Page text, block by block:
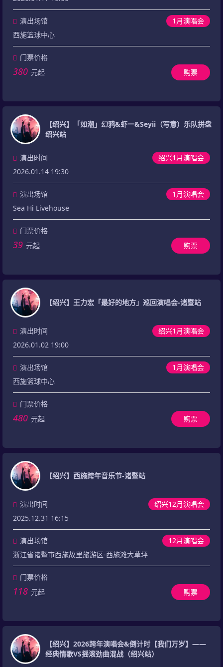
1月演唱会
演出场馆
西施篮球中心
门票价格
380 元起 购票
【绍兴】「如潮」幻鸦&虾一&Seyii（写意）乐队拼盘
绍兴站
绍兴1月演唱会
演出时间
2026.01.14 19:30
1月演唱会
演出场馆
Sea Hi Livehouse
门票价格
39 元起 购票
【绍兴】王力宏「最好的地方」巡回演唱会-诸暨站
绍兴1月演唱会
演出时间
2026.01.02 19:00
1月演唱会
演出场馆
西施篮球中心
门票价格
480 元起 购票
【绍兴】西施跨年音乐节-诸暨站
绍兴12月演唱会
演出时间
2025.12.31 16:15
12月演唱会
演出场馆
浙江省诸暨市西施故里旅游区-西施滩大草坪
门票价格
118 元起 购票
【绍兴】2026跨年演唱会&倒计时【我们万岁】——
经典情歌VS摇滚劲曲混战（绍兴站）